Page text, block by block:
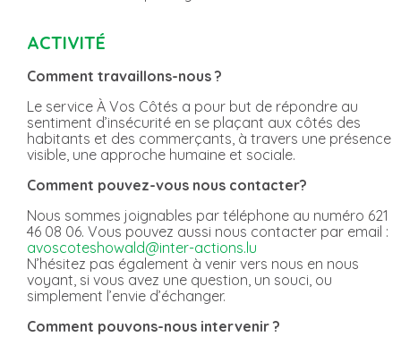
ACTIVITÉ
Comment travaillons-nous ?
Le service À Vos Côtés a pour but de répondre au
sentiment d’insécurité en se plaçant aux côtés des
habitants et des commerçants, à travers une présence
visible, une approche humaine et sociale.
Comment pouvez-vous nous contacter?
Nous sommes joignables par téléphone au numéro 621
46 08 06. Vous pouvez aussi nous contacter par email :
avoscoteshowald@inter-actions.lu
N’hésitez pas également à venir vers nous en nous
voyant, si vous avez une question, un souci, ou
simplement l’envie d’échanger.
Comment pouvons-nous intervenir ?